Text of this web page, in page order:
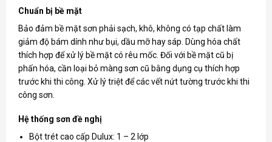
Chuẩn bị bề mặt
Bảo đảm bề mặt sơn phải sạch, khô, không có tạp chất làm
giảm độ bám dính như bụi, dầu mỡ hay sáp. Dùng hóa chất
thích hợp để xử lý bề mặt có rêu mốc. Đối với bề mặt cũ bị
phấn hóa, cần loại bỏ màng sơn cũ bằng dụng cụ thích hợp
trước khi thi công. Xử lý triệt để các vết nứt tường trước khi thi
công sơn.
Hệ thống sơn đề nghị
Bột trét cao cấp Dulux: 1 – 2 lớp